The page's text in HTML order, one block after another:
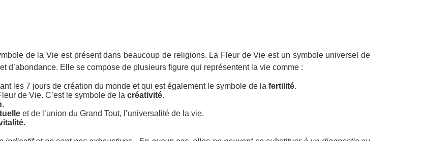
de la Vie est présent dans beaucoup de religions. La Fleur de Vie est un symbole universel de
d’abondance. Elle se compose de plusieurs figure qui représentent la vie comme :
les 7 jours de création du monde et qui est également le symbole de la fertilité.
de Vie. C’est le symbole de la créativité.
.
et de l’union du Grand Tout, l’universalité de la vie.